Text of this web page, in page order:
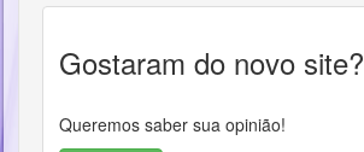
Gostaram do novo site?
Queremos saber sua opinião!